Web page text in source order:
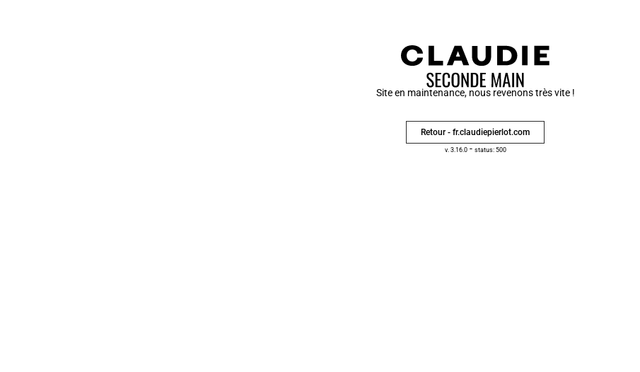
Site en maintenance, nous revenons très vite !
Retour - fr.claudiepierlot.com
v. 3.16.0- status: 500